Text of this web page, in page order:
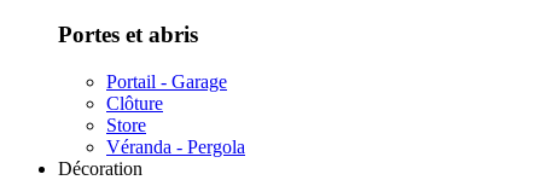
Portes et abris
Portail - Garage
Clôture
Store
Véranda - Pergola
Décoration